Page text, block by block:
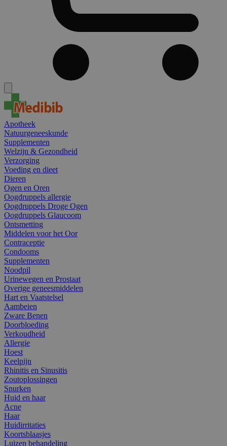
Apotheek
Natuurgeneeskunde
Supplementen
Welzijn & Gezondheid
Verzorging
Voeding en dieet
Dieren
Ogen en Oren
Oogdruppels allergie
Oogdruppels Droge Ogen
Oogdruppels Glaucoom
Ontsmetting
Middelen voor het Oor
Contraceptie
Condooms
Supplementen
Noodpil
Urinewegen en Prostaat
Overige geneesmiddelen
Hart en Vaatstelsel
Aambeien
Zware Benen
Doorbloeding
Verkoudheid
Allergie
Hoest
Keelpijn
Rhinitis en Sinusitis
Zoutoplossingen
Snurken
Huid en haar
Acne
Haar
Huidirritaties
Koortsblaasjes
Luizen behandeling